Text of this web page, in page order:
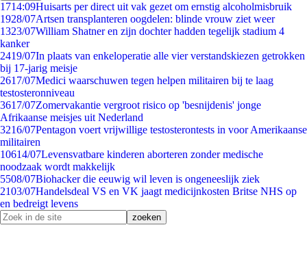
1714:09Huisarts per direct uit vak gezet om ernstig alcoholmisbruik
1928/07Artsen transplanteren oogdelen: blinde vrouw ziet weer
1323/07William Shatner en zijn dochter hadden tegelijk stadium 4
kanker
2419/07In plaats van enkeloperatie alle vier verstandskiezen getrokken
bij 17-jarig meisje
2617/07Medici waarschuwen tegen helpen militairen bij te laag
testosteronniveau
3617/07Zomervakantie vergroot risico op 'besnijdenis' jonge
Afrikaanse meisjes uit Nederland
3216/07Pentagon voert vrijwillige testosterontests in voor Amerikaanse
militairen
10614/07Levensvatbare kinderen aborteren zonder medische
noodzaak wordt makkelijk
5508/07Biohacker die eeuwig wil leven is ongeneeslijk ziek
2103/07Handelsdeal VS en VK jaagt medicijnkosten Britse NHS op
en bedreigt levens